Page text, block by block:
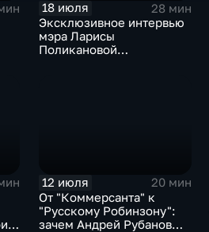
18 июля
28 мин
Эксклюзивное интервью
мэра Ларисы
Поликановой
12 июля
20 мин
От "Коммерсанта" к
"Русскому Робинзону":
зачем Андрей Рубанов